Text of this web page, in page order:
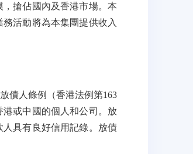
搶佔國內及香港市場。本
活動將為本集團提供收入
債人條例（香港法例第163
或中國的個人和公司。放
具有良好信用記錄。放債